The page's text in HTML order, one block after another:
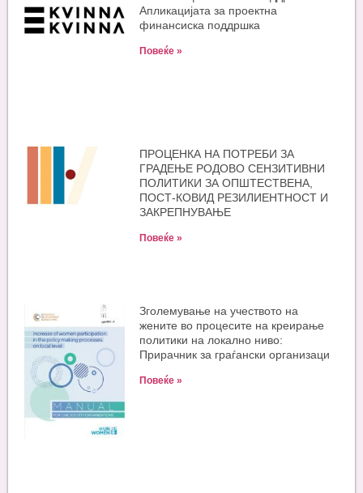
Апликацијата за проектна
финансиска поддршка
Повеќе »
ПРОЦЕНКА НА ПОТРЕБИ ЗА
ГРАДЕЊЕ РОДОВО СЕНЗИТИВНИ
ПОЛИТИКИ ЗА ОПШТЕСТВЕНА,
ПОСТ-КОВИД РЕЗИЛИЕНТНОСТ И
ЗАКРЕПНУВАЊЕ
Повеќе »
Зголемување на учеството на
жените во процесите на креирање
политики на локално ниво:
Прирачник за граѓански организаци
Повеќе »